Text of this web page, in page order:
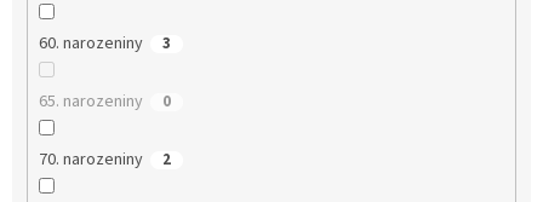
60. narozeniny 3
65. narozeniny 0
70. narozeniny 2